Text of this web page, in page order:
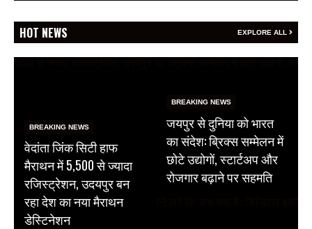
HOT NEWS EXPLORE ALL
BREAKING NEWS
वेदांता जिंक सिटी हाफ
मैराथन में 5,500 से ज्यादा
रजिस्ट्रेशन, उदयपुर बन
रहा देश का नया मैराथन
डेस्टिनेशन
BREAKING NEWS
जयपुर से दुनिया को भारत
का संदेश: ब्रिक्स सम्मेलन में
छोटे उद्योगों, स्टार्टअप और
रोजगार बढ़ाने पर सहमति